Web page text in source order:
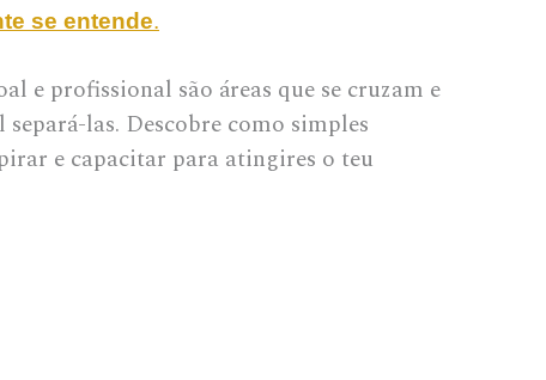
se entende.
e profissional são áreas que se cruzam e
las. Descobre como simples
e capacitar para atingires o teu